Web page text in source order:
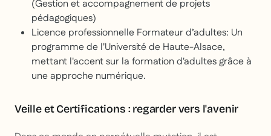
(Gestion et accompagnement de projets
pédagogiques)
Licence professionnelle Formateur d’adultes: Un
programme de l'Université de Haute-Alsace,
mettant l'accent sur la formation d'adultes grâce à
une approche numérique.
Veille et Certifications : regarder vers l'avenir